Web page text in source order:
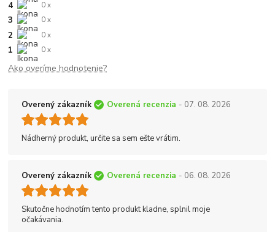
4 0 x
3 0 x
2 0 x
1 0 x
Ako overíme hodnotenie?
Overený zákazník Overená recenzia - 07. 08. 2026
Nádherný produkt, určite sa sem ešte vrátim.
Overený zákazník Overená recenzia - 06. 08. 2026
Skutočne hodnotím tento produkt kladne, splnil moje
očakávania.